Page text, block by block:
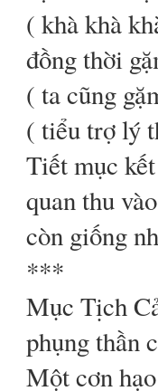
( khà khà
đồng thời
( ta cũng
( tiểu trợ lý
Tiết mục
quan thu
còn giống
***
Mục Tịch
phụng thần
Một cơn